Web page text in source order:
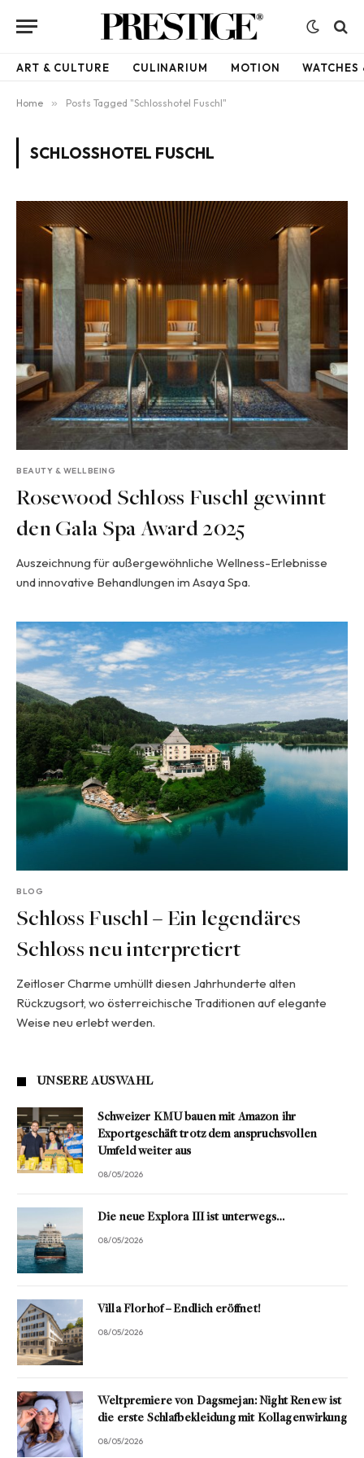
ART & CULTURE CULINARIUM MOTION WATCHES
Home » Posts Tagged "Schlosshotel Fuschl"
SCHLOSSHOTEL FUSCHL
BEAUTY & WELLBEING
Rosewood Schloss Fuschl gewinnt
den Gala Spa Award 2025
Auszeichnung für außergewöhnliche Wellness-Erlebnisse
und innovative Behandlungen im Asaya Spa.
BLOG
Schloss Fuschl – Ein legendäres
Schloss neu interpretiert
Zeitloser Charme umhüllt diesen Jahrhunderte alten
Rückzugsort, wo österreichische Traditionen auf elegante
Weise neu erlebt werden.
UNSERE AUSWAHL
Schweizer KMU bauen mit Amazon ihr
Exportgeschäft trotz dem anspruchsvollen
Umfeld weiter aus
08/05/2026
Die neue Explora III ist unterwegs…
08/05/2026
Villa Florhof – Endlich eröffnet!
08/05/2026
Weltpremiere von Dagsmejan: Night Renew ist
die erste Schlafbekleidung mit Kollagenwirkung
08/05/2026